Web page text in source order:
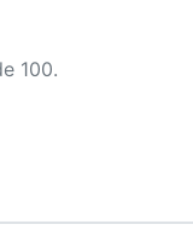
100.